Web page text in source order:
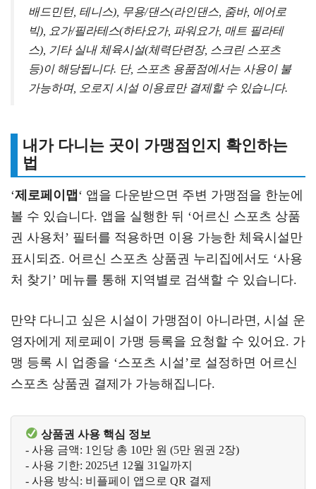
배드민턴, 테니스), 무용/댄스(라인댄스, 줌바, 에어로
빅), 요가/필라테스(하타요가, 파워요가, 매트 필라테
스), 기타 실내 체육시설(체력단련장, 스크린 스포츠
등)이 해당됩니다. 단, 스포츠 용품점에서는 사용이 불
가능하며, 오로지 시설 이용료만 결제할 수 있습니다.
내가 다니는 곳이 가맹점인지 확인하는
법
‘제로페이맵 ‘ 앱을 다운받으면 주변 가맹점을 한눈에
볼 수 있습니다. 앱을 실행한 뒤 ‘어르신 스포츠 상품
권 사용처’ 필터를 적용하면 이용 가능한 체육시설만
표시되죠. 어르신 스포츠 상품권 누리집에서도 ‘사용
처 찾기’ 메뉴를 통해 지역별로 검색할 수 있습니다.
만약 다니고 싶은 시설이 가맹점이 아니라면, 시설 운
영자에게 제로페이 가맹 등록을 요청할 수 있어요. 가
맹 등록 시 업종을 ‘스포츠 시설’로 설정하면 어르신
스포츠 상품권 결제가 가능해집니다.
상품권 사용 핵심 정보
- 사용 금액: 1인당 총 10만 원 (5만 원권 2장)
- 사용 기한: 2025년 12월 31일까지
- 사용 방식: 비플페이 앱으로 QR 결제